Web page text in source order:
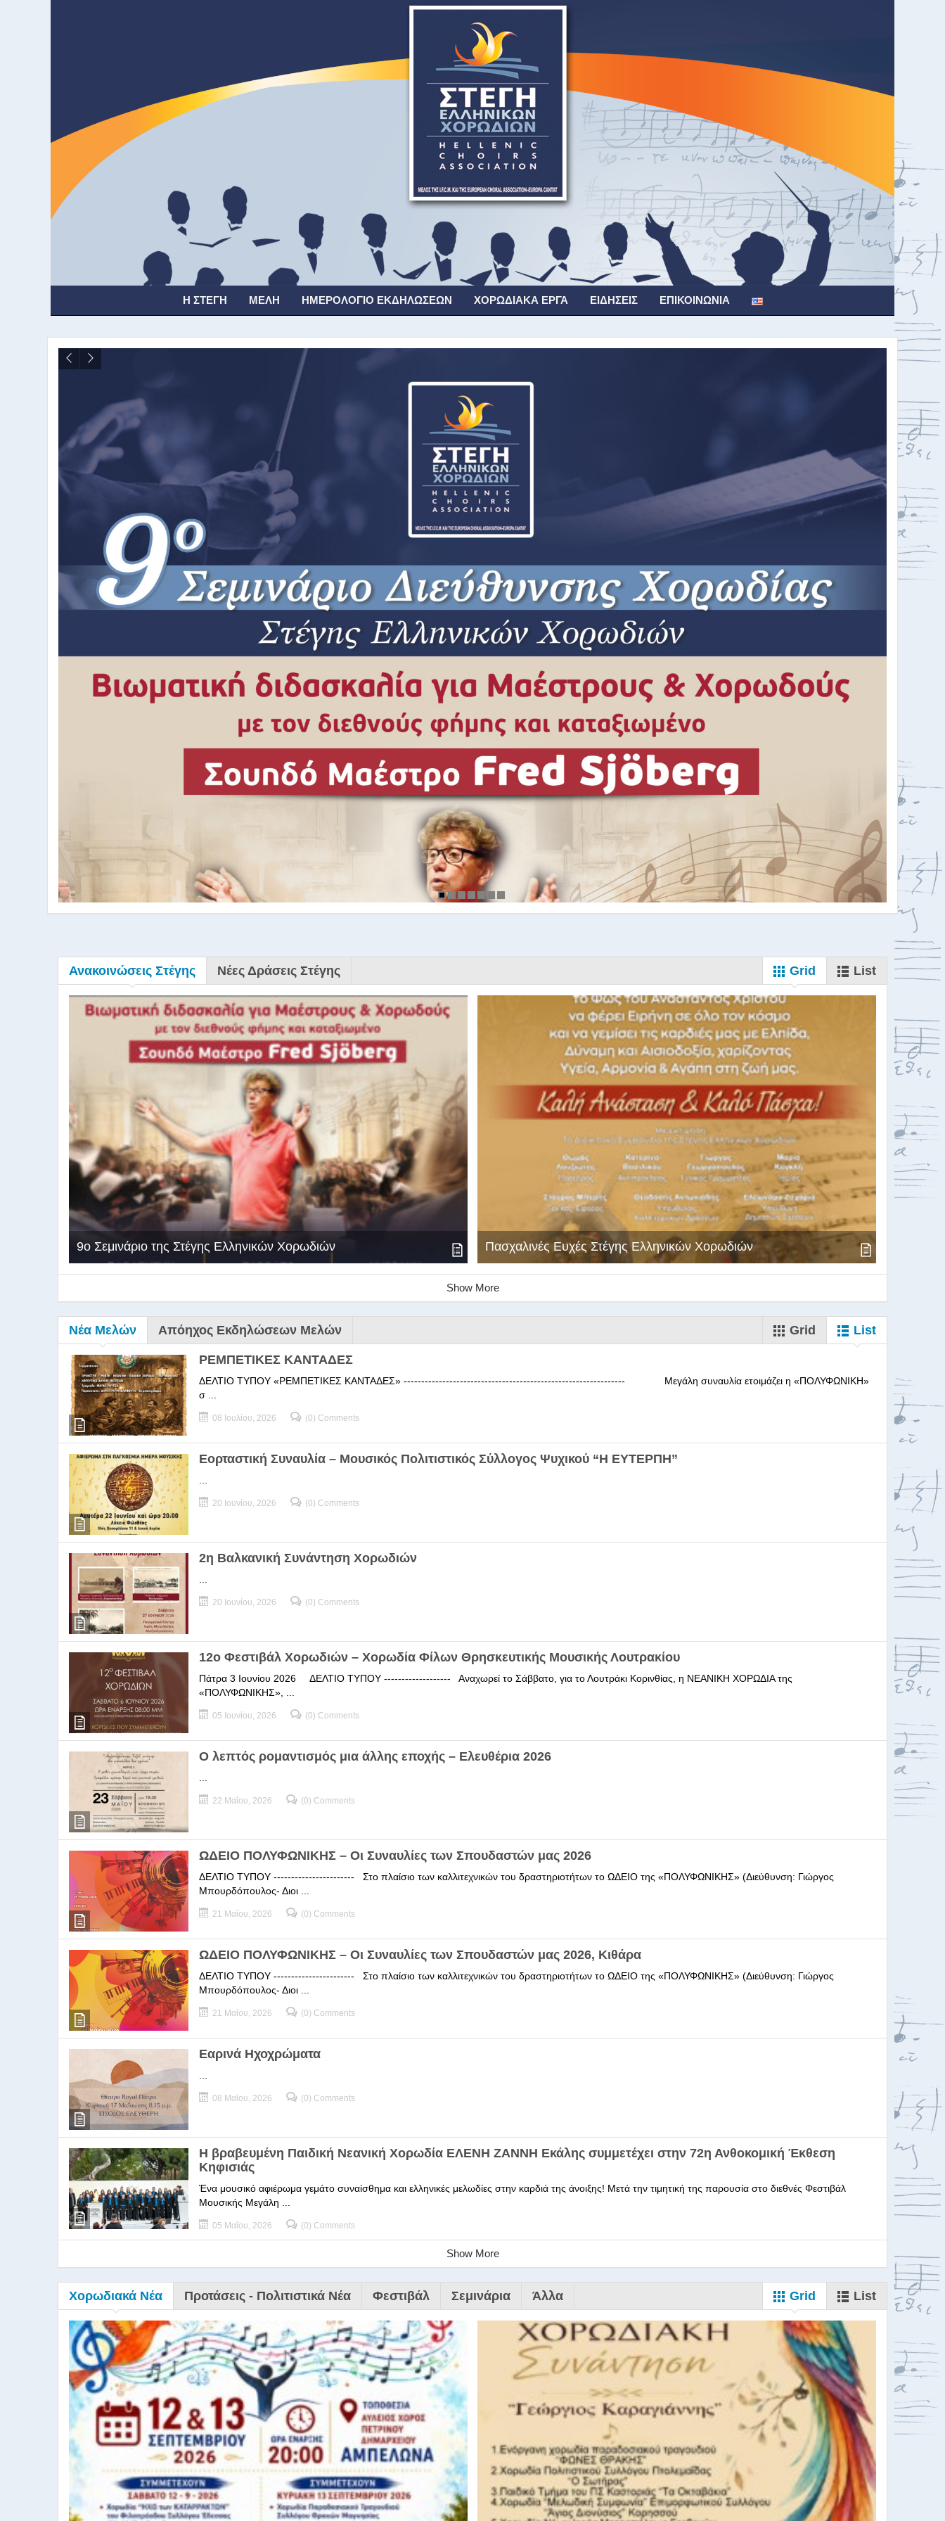
Η ΣΤΈΓΗ ΜΈΛΗ ΗΜΕΡΟΛΌΓΙΟ ΕΚΔΗΛΏΣΕΩΝ ΧΟΡΩΔΙΑΚΆ ΈΡΓΑ ΕΙΔΉΣΕΙΣ ΕΠΙΚΟΙΝΩΝΊΑ
9ο Σεμινάριο της Στέγης Ελληνικών Χορωδιών
9Ο Σεμινάριο Διεύθυνσης Χορωδίας της Στέγης Ελληνικών Χορωδιών Βιωματική διδασκαλία για Μαέστρου...
Ανακοινώσεις Στέγης Νέες Δράσεις Στέγης Grid List
9ο Σεμινάριο της Στέγης Ελληνικών Χορωδιών Πασχαλινές Ευχές Στέγης Ελληνικών Χορωδιών
Show More
Νέα Μελών Απόηχος Εκδηλώσεων Μελών Grid List
ΡΕΜΠΕΤΙΚΕΣ ΚΑΝΤΑΔΕΣ
ΔΕΛΤΙΟ ΤΥΠΟΥ «ΡΕΜΠΕΤΙΚΕΣ ΚΑΝΤΑΔΕΣ» --------------------------------------------------------------- Μεγάλη συναυλία ετοιμάζει η «ΠΟΛΥΦΩΝΙΚΗ»
σ ...
08 Ιουλίου, 2026 (0) Comments
Εορταστική Συναυλία – Μουσικός Πολιτιστικός Σύλλογος Ψυχικού “Η ΕΥΤΕΡΠΗ”
20 Ιουνίου, 2026 (0) Comments
2η Βαλκανική Συνάντηση Χορωδιών
20 Ιουνίου, 2026 (0) Comments
12ο Φεστιβάλ Χορωδιών – Χορωδία Φίλων Θρησκευτικής Μουσικής Λουτρακίου
Πάτρα 3 Ιουνίου 2026 ΔΕΛΤΙΟ ΤΥΠΟΥ ------------------- Αναχωρεί το Σάββατο, για το Λουτράκι Κορινθίας, η ΝΕΑΝΙΚΗ ΧΟΡΩΔΙΑ της
«ΠΟΛΥΦΩΝΙΚΗΣ», ...
05 Ιουνίου, 2026 (0) Comments
Ο λεπτός ρομαντισμός μια άλλης εποχής – Ελευθέρια 2026
22 Μαΐου, 2026 (0) Comments
ΩΔΕΙΟ ΠΟΛΥΦΩΝΙΚΗΣ – Οι Συναυλίες των Σπουδαστών μας 2026
ΔΕΛΤΙΟ ΤΥΠΟΥ ----------------------- Στο πλαίσιο των καλλιτεχνικών του δραστηριοτήτων το ΩΔΕΙΟ της «ΠΟΛΥΦΩΝΙΚΗΣ» (Διεύθυνση: Γιώργος
Μπουρδόπουλος- Διοι ...
21 Μαΐου, 2026 (0) Comments
ΩΔΕΙΟ ΠΟΛΥΦΩΝΙΚΗΣ – Οι Συναυλίες των Σπουδαστών μας 2026, Κιθάρα
ΔΕΛΤΙΟ ΤΥΠΟΥ ----------------------- Στο πλαίσιο των καλλιτεχνικών του δραστηριοτήτων το ΩΔΕΙΟ της «ΠΟΛΥΦΩΝΙΚΗΣ» (Διεύθυνση: Γιώργος
Μπουρδόπουλος- Διοι ...
21 Μαΐου, 2026 (0) Comments
Εαρινά Ηχοχρώματα
08 Μαΐου, 2026 (0) Comments
Η βραβευμένη Παιδική Νεανική Χορωδία ΕΛΕΝΗ ΖΑΝΝΗ Εκάλης συμμετέχει στην 72η Ανθοκομική Έκθεση
Κηφισιάς
Ένα μουσικό αφιέρωμα γεμάτο συναίσθημα και ελληνικές μελωδίες στην καρδιά της άνοιξης! Μετά την τιμητική της παρουσία στο διεθνές Φεστιβάλ
Μουσικής Μεγάλη ...
05 Μαΐου, 2026 (0) Comments
Show More
Χορωδιακά Νέα Προτάσεις - Πολιτιστικά Νέα Φεστιβάλ Σεμινάρια Άλλα Grid List